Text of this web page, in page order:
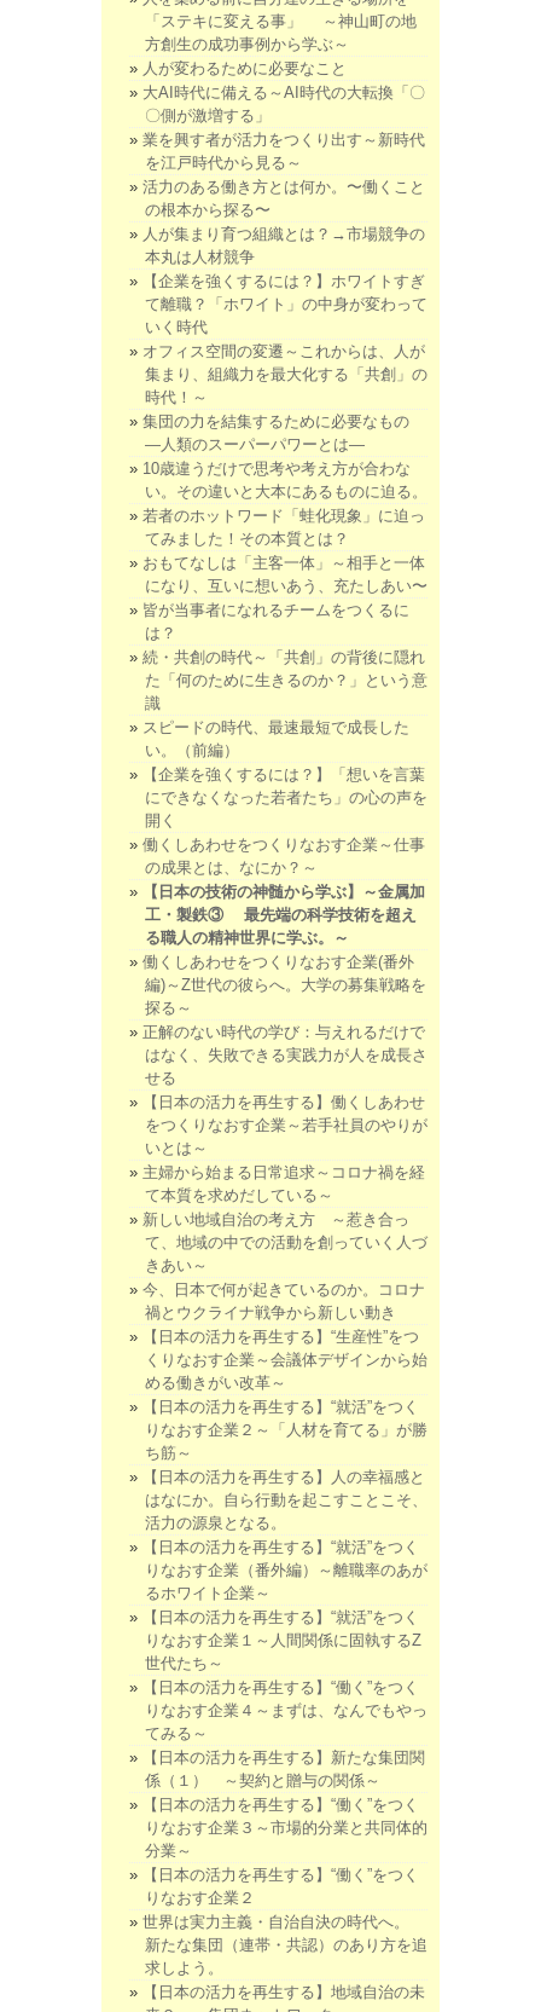
「ステキに変える事」 ～神山町の地
方創生の成功事例から学ぶ～
人が変わるために必要なこと
大AI時代に備える～AI時代の大転換「〇
〇側が激増する」
業を興す者が活力をつくり出す～新時代
を江戸時代から見る～
活力のある働き方とは何か。〜働くこと
の根本から探る〜
人が集まり育つ組織とは？→市場競争の
本丸は人材競争
【企業を強くするには？】ホワイトすぎ
て離職？「ホワイト」の中身が変わって
いく時代
オフィス空間の変遷～これからは、人が
集まり、組織力を最大化する「共創」の
時代！～
集団の力を結集するために必要なもの
―人類のスーパーパワーとは―
10歳違うだけで思考や考え方が合わな
い。その違いと大本にあるものに迫る。
若者のホットワード「蛙化現象」に迫っ
てみました！その本質とは？
おもてなしは「主客一体」～相手と一体
になり、互いに想いあう、充たしあい〜
皆が当事者になれるチームをつくるに
は？
続・共創の時代～「共創」の背後に隠れ
た「何のために生きるのか？」という意
識
スピードの時代、最速最短で成長した
い。（前編）
【企業を強くするには？】「想いを言葉
にできなくなった若者たち」の心の声を
開く
働くしあわせをつくりなおす企業～仕事
の成果とは、なにか？～
【日本の技術の神髄から学ぶ】～金属加
工・製鉄③ 最先端の科学技術を超え
る職人の精神世界に学ぶ。～
働くしあわせをつくりなおす企業(番外
編)～Z世代の彼らへ。大学の募集戦略を
探る～
正解のない時代の学び：与えれるだけで
はなく、失敗できる実践力が人を成長さ
せる
【日本の活力を再生する】働くしあわせ
をつくりなおす企業～若手社員のやりが
いとは～
主婦から始まる日常追求～コロナ禍を経
て本質を求めだしている～
新しい地域自治の考え方 ～惹き合っ
て、地域の中での活動を創っていく人づ
きあい～
今、日本で何が起きているのか。コロナ
禍とウクライナ戦争から新しい動き
【日本の活力を再生する】“生産性”をつ
くりなおす企業～会議体デザインから始
める働きがい改革～
【日本の活力を再生する】“就活”をつく
りなおす企業２～「人材を育てる」が勝
ち筋～
【日本の活力を再生する】人の幸福感と
はなにか。自ら行動を起こすことこそ、
活力の源泉となる。
【日本の活力を再生する】“就活”をつく
りなおす企業（番外編）～離職率のあが
るホワイト企業～
【日本の活力を再生する】“就活”をつく
りなおす企業１～人間関係に固執するZ
世代たち～
【日本の活力を再生する】“働く”をつく
りなおす企業４～まずは、なんでもやっ
てみる～
【日本の活力を再生する】新たな集団関
係（１） ～契約と贈与の関係～
【日本の活力を再生する】“働く”をつく
りなおす企業３～市場的分業と共同体的
分業～
【日本の活力を再生する】“働く”をつく
りなおす企業２
世界は実力主義・自治自決の時代へ。
新たな集団（連帯・共認）のあり方を追
求しよう。
【日本の活力を再生する】地域自治の未